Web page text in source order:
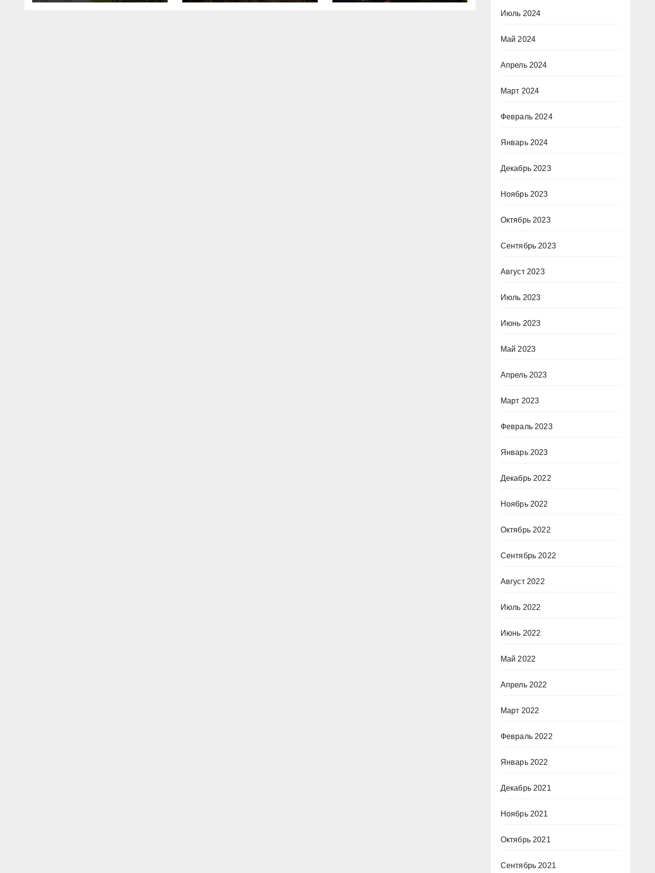
бюджета
праздника
Июль 2024
Май 2024
Апрель 2024
Март 2024
Февраль 2024
Январь 2024
Декабрь 2023
Ноябрь 2023
Октябрь 2023
Сентябрь 2023
Август 2023
Июль 2023
Июнь 2023
Май 2023
Апрель 2023
Март 2023
Февраль 2023
Январь 2023
Декабрь 2022
Ноябрь 2022
Октябрь 2022
Сентябрь 2022
Август 2022
Июль 2022
Июнь 2022
Май 2022
Апрель 2022
Март 2022
Февраль 2022
Январь 2022
Декабрь 2021
Ноябрь 2021
Октябрь 2021
Сентябрь 2021